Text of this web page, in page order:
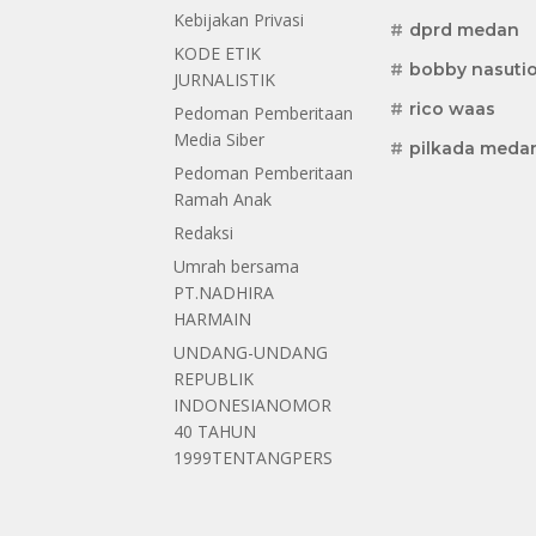
Kebijakan Privasi
KODE ETIK
JURNALISTIK
Pedoman Pemberitaan
Media Siber
Pedoman Pemberitaan
Ramah Anak
Redaksi
Umrah bersama
PT.NADHIRA
HARMAIN
UNDANG-UNDANG
REPUBLIK
INDONESIANOMOR
40 TAHUN
1999TENTANGPERS
dprd medan
bobby
rico waas
pilkada